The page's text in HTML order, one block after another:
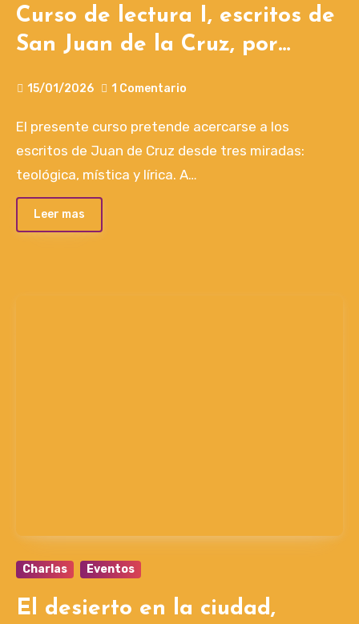
Curso de lectura I, escritos de
San Juan de la Cruz, por
15/01/2026 1 Comentario
El presente curso pretende acercarse a los
escritos de Juan de Cruz desde tres miradas:
teológica, mística y lírica. A…
Leer mas
Charlas Eventos
El desierto en la ciudad,